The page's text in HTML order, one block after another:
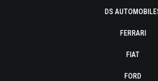
DS
FERRARI
FIAT
FORD